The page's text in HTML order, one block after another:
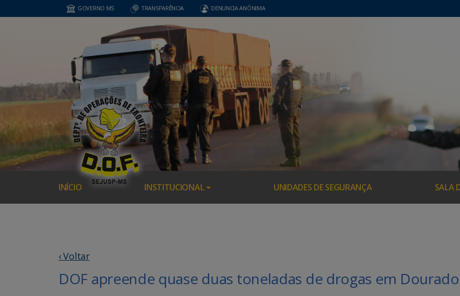
GOVERNO MS TRANSPARÊNCIA DENUNCIA ANÔNIMA
INÍCIO INSTITUCIONAL UNIDADES DE SEGURANÇA SALA
‹ Voltar
DOF apreende quase duas toneladas de drogas em